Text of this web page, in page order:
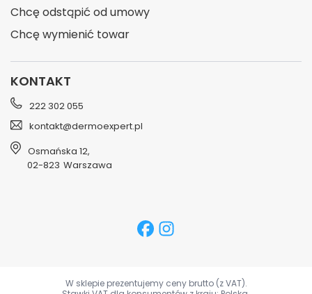
Chcę odstąpić od umowy
Chcę wymienić towar
KONTAKT
222 302 055
kontakt@dermoexpert.pl
Osmańska 12,
02-823 Warszawa
W sklepie prezentujemy ceny brutto (z VAT).